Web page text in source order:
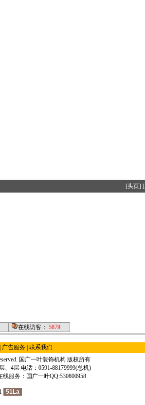
[头页]
在线访客： 5879
| 广告服务 | 联系我们
国广一叶装饰机构 版权所有
4层 电话：0591-88179999(总机)
服务：国广一叶QQ:530800958
51La